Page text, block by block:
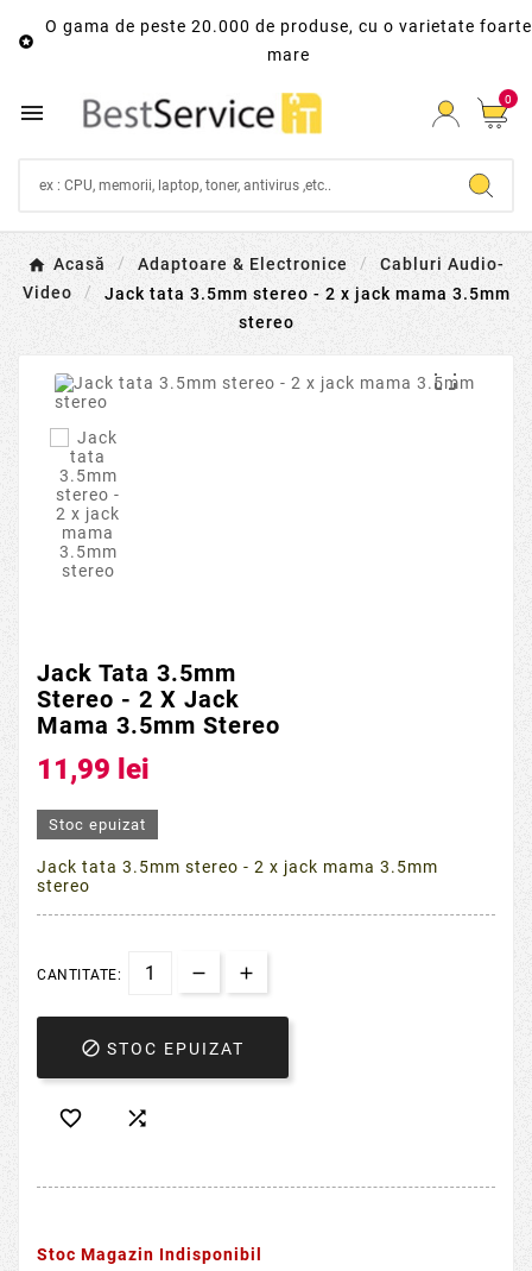

O gama de peste 20.000 de produse, cu o varietate foarte
mare
 0
Acasă Adaptoare & Electronice
Cabluri Audio-
Video
Jack tata 3.5mm stereo - 2 x jack mama 3.5mm
stereo

Jack Tata 3.5mm
Stereo - 2 X Jack
Mama 3.5mm Stereo
11,99 lei
Stoc epuizat
Jack tata 3.5mm stereo - 2 x jack mama 3.5mm
stereo
CANTITATE:
 STOC EPUIZAT
 
Stoc Magazin Indisponibil